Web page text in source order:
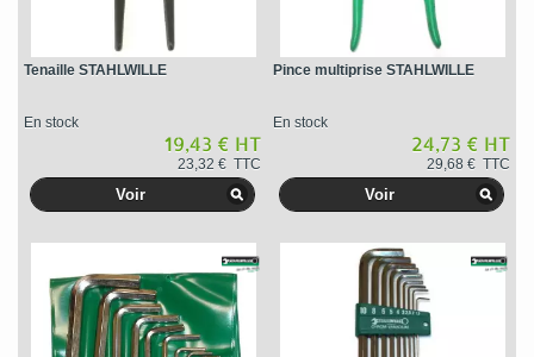
Tenaille STAHLWILLE
En stock
19,43 € HT
23,32 € TTC
Voir
Pince multiprise STAHLWILLE
En stock
24,73 € HT
29,68 € TTC
Voir